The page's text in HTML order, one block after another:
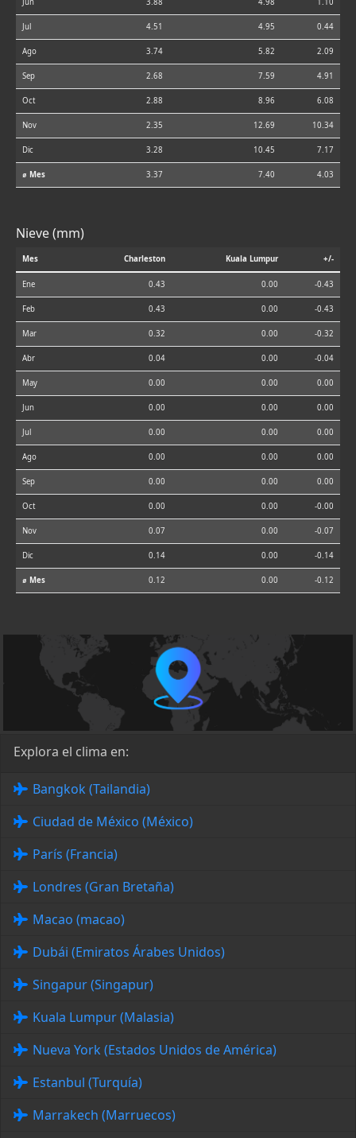
Jun 3.88 4.98 1.10
Jul 4.51 4.95 0.44
Ago 3.74 5.82 2.09
Sep 2.68 7.59 4.91
Oct 2.88 8.96 6.08
Nov 2.35 12.69 10.34
Dic 3.28 10.45 7.17
⌀ Mes 3.37 7.40 4.03
Nieve (mm)
Mes Charleston Kuala Lumpur +/-
Ene 0.43 0.00 -0.43
Feb 0.43 0.00 -0.43
Mar 0.32 0.00 -0.32
Abr 0.04 0.00 -0.04
May 0.00 0.00 0.00
Jun 0.00 0.00 0.00
Jul 0.00 0.00 0.00
Ago 0.00 0.00 0.00
Sep 0.00 0.00 0.00
Oct 0.00 0.00 -0.00
Nov 0.07 0.00 -0.07
Dic 0.14 0.00 -0.14
⌀ Mes 0.12 0.00 -0.12
Explora el clima en:
Bangkok (Tailandia)
Ciudad de México (México)
París (Francia)
Londres (Gran Bretaña)
Macao (macao)
Dubái (Emiratos Árabes Unidos)
Singapur (Singapur)
Kuala Lumpur (Malasia)
Nueva York (Estados Unidos de América)
Estanbul (Turquía)
Marrakech (Marruecos)